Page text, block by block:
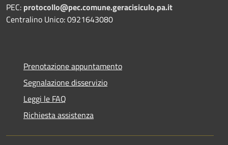
PEC: protocollo@pec.comune.geracisiculo.pa.it
Centralino Unico: 0921643080
Prenotazione appuntamento
Segnalazione disservizio
Leggi le FAQ
Richiesta assistenza